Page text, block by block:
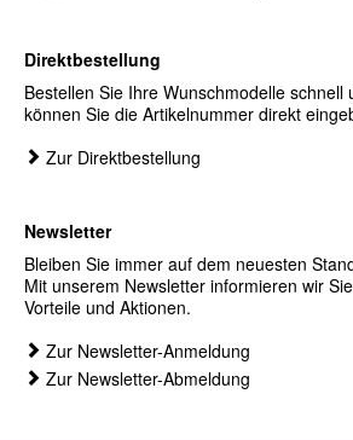
Direktbestellung
Bestellen Sie Ihre Wunschmodelle schnell
können Sie die Artikelnummer direkt
Zur Direktbestellung
Newsletter
Bleiben Sie immer auf dem neuesten
Mit unserem Newsletter informieren wir
Vorteile und Aktionen.
Zur Newsletter-Anmeldung
Zur Newsletter-Abmeldung